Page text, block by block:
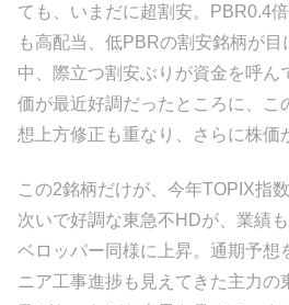
ても、いまだに超割安。PBR0.4
も高配当、低PBRの割安銘柄が目
中、際立つ割安ぶりが資金を呼ん
価が最近好調だったところに、こ
想上方修正も重なり、さらに株価
この2銘柄だけが、今年TOPIX指
次いで好調な東急不HDが、業績
ベロッパー同様に上昇。通期予想
ニア工事進捗も見えてきた主力の